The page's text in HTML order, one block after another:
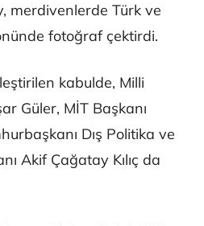
merdivenlerde Türk ve
fotoğraf çektirdi.
kabulde, Milli
Güler, MİT Başkanı
Dış Politika ve
Akif Çağatay Kılıç da